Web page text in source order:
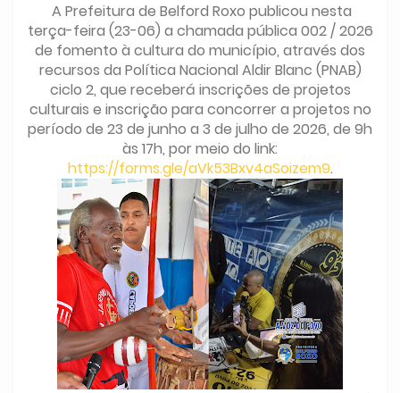
A Prefeitura de Belford Roxo publicou nesta
terça-feira (23-06) a chamada pública 002 / 2026
de fomento à cultura do município, através dos
recursos da Política Nacional Aldir Blanc (PNAB)
ciclo 2, que receberá inscrições de projetos
culturais e inscrição para concorrer a projetos no
período de 23 de junho a 3 de julho de 2026, de 9h
às 17h, por meio do link:
https://forms.gle/aVk53Bxv4aSoizem9.